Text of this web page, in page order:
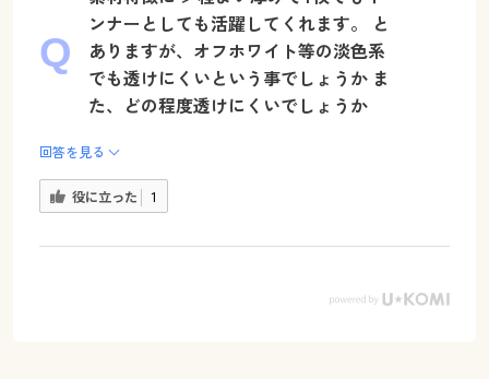
ンナーとしても活躍してくれます。 と
ありますが、オフホワイト等の淡色系
でも透けにくいという事でしょうか ま
た、どの程度透けにくいでしょうか
回答を見る
役に立った 1